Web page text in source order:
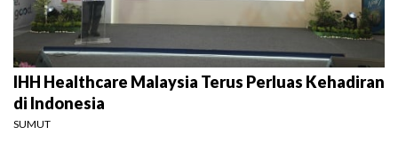
IHH Healthcare Malaysia Terus Perluas Kehadiran
di Indonesia
SUMUT